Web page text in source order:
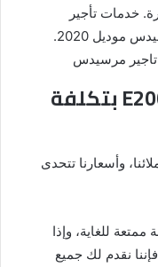
خدمات تأجير
سيارات بجودة عالية، تأجير سيارة مرسيدس موديل 2020.
مرسيدس
تاجير سيارة مرسيدس E200 بتكلفة
وأسعارنا تتحدى
للغاية، وإذا
نقدم لك جميع